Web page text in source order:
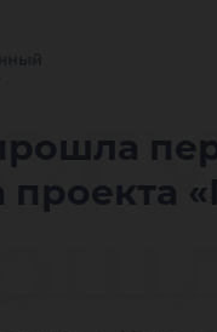
проекта